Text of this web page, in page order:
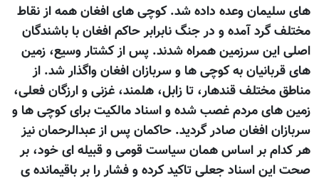
های سلیمان وعده داده شد. کوچی های افغان همه از نقاط
مختلف گرد آمده و در جنگ نابرابر حاکم افغان با باشندگان
اصلی این سرزمین همراه شدند. پس از کشتار وسیع، زمین
های قربانیان به کوچی ها و سربازان افغان واگذار شد. از
مناطق مختلف قندهار، تا زابل، هلمند، غزنی و ارزگان فعلی،
زمین های مردم غصب شده و اسناد مالکیت برای کوچی ها و
سربازان افغان صادر گردید. حاکمان پس از عبدالرحمان نیز
هر کدام بر اساس همان سیاست قومی و قبیله ای خود، بر
صحت این اسناد جعلی تاکید کرده و فشار را بر باقیمانده ی